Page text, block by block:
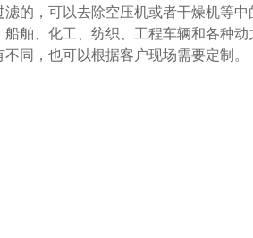
的，可以去除空压机或者干燥机等
舶、化工、纺织、工程车辆和各种动
同，也可以根据客户现场需要定制。